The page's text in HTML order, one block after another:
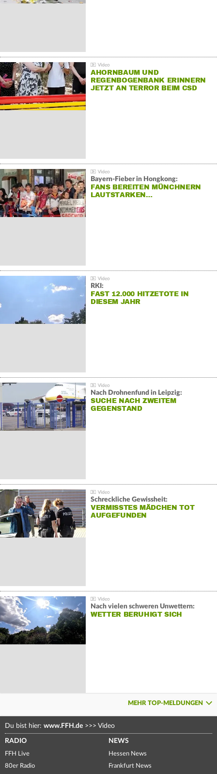
AHORNBAUM UND
REGENBOGENBANK ERINNERN
JETZT AN TERROR BEIM CSD
Bayern-Fieber in Hongkong:
FANS BEREITEN MÜNCHNERN
LAUTSTARKEN…
RKI:
FAST 12.000 HITZETOTE IN
DIESEM JAHR
Nach Drohnenfund in Leipzig:
SUCHE NACH ZWEITEM
GEGENSTAND
Schreckliche Gewissheit:
VERMISSTES MÄDCHEN TOT
AUFGEFUNDEN
Nach vielen schweren Unwettern:
WETTER BERUHIGT SICH
MEHR TOP-MELDUNGEN
Du bist hier: www.FFH.de >>> Video
RADIO
FFH Live
80er Radio
NEWS
Hessen News
Frankfurt News